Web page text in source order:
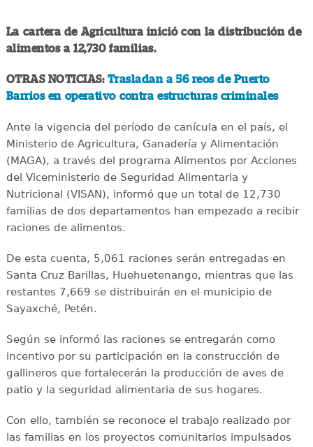
La cartera de Agricultura inició con la distribución de
alimentos a 12,730 familias.
OTRAS NOTICIAS: Trasladan a 56 reos de Puerto
Barrios en operativo contra estructuras criminales
Ante la vigencia del período de canícula en el país, el
Ministerio de Agricultura, Ganadería y Alimentación
(MAGA), a través del programa Alimentos por Acciones
del Viceministerio de Seguridad Alimentaria y
Nutricional (VISAN), informó que un total de 12,730
familias de dos departamentos han empezado a recibir
raciones de alimentos.
De esta cuenta, 5,061 raciones serán entregadas en
Santa Cruz Barillas, Huehuetenango, mientras que las
restantes 7,669 se distribuirán en el municipio de
Sayaxché, Petén.
Según se informó las raciones se entregarán como
incentivo por su participación en la construcción de
gallineros que fortalecerán la producción de aves de
patio y la seguridad alimentaria de sus hogares.
Con ello, también se reconoce el trabajo realizado por
las familias en los proyectos comunitarios impulsados